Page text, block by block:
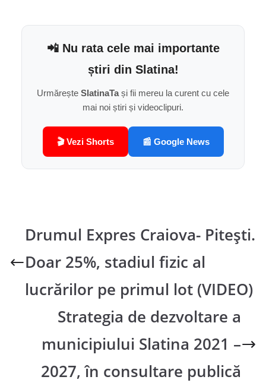
📲 Nu rata cele mai importante
știri din Slatina!
Urmărește SlatinaTași fii mereu la curent cu cele
mai noi știri și videoclipuri.
🎬 Vezi Shorts 📰 Google News
Drumul Expres Craiova- Piteşti.
Doar 25%, stadiul fizic al
lucrărilor pe primul lot (VIDEO)
Strategia de dezvoltare a
municipiului Slatina 2021 –
2027, în consultare publică